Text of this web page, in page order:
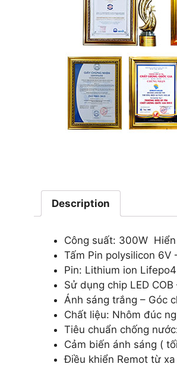
Description
Công suất: 300W
Tấm Pin polysilicon
Pin: Lithium ion
Sử dụng chip LED
Ánh sáng trắng – Góc
Chất liệu: Nhôm đúc
Tiêu chuẩn chống
Cảm biến ánh sáng (
Điều khiển Remot từ